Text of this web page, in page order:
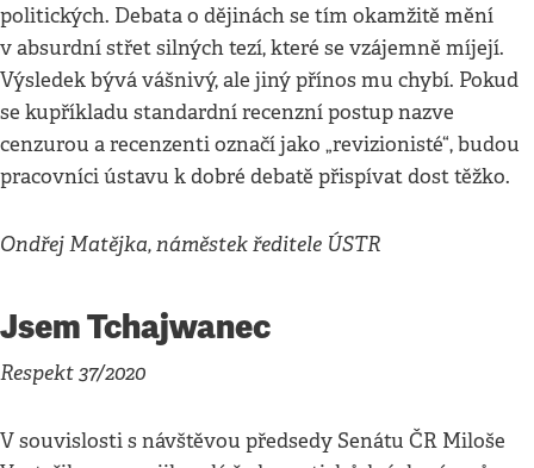
politických. Debata o dějinách se tím okamžitě mění
v absurdní střet silných tezí, které se vzájemně míjejí.
Výsledek bývá vášnivý, ale jiný přínos mu chybí. Pokud
se kupříkladu standardní recenzní postup nazve
cenzurou a recenzenti označí jako „revizionisté“, budou
pracovníci ústavu k dobré debatě přispívat dost těžko.
Ondřej Matějka, náměstek ředitele ÚSTR
Jsem Tchajwanec
Respekt 37/2020
V souvislosti s návštěvou předsedy Senátu ČR Miloše